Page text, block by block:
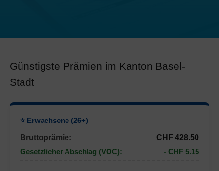
Günstigste Prämien im Kanton Basel-
Stadt
⭐ Erwachsene (26+)
Bruttoprämie:
CHF 428.50
Gesetzlicher Abschlag (VOC):
- CHF 5.15